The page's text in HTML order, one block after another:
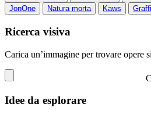
JonOne
Natura morta Kaws
Ricerca visiva
Carica un’immagine per trovare opere
Idee da esplorare